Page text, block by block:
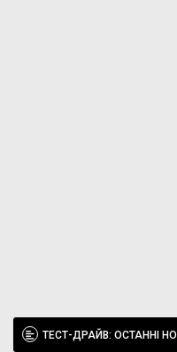
ТЕСТ-ДРАЙВ: ОСТАННІ